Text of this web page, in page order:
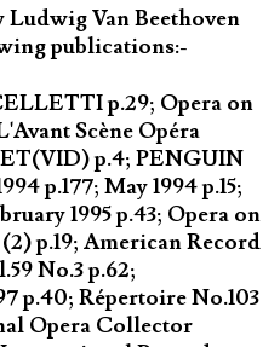
Van Beethoven
publications:-
p.29; Opera on
Scène Opéra
p.4; PENGUIN
p.177; May 1994 p.15;
1995 p.43; Opera on
p.19; American Record
No.3 p.62;
p.40; Répertoire No.103
Opera Collector